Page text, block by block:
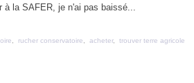
à la SAFER, je n'ai pas baissé...
rucher conservatoire acheter, trouver terre agricole